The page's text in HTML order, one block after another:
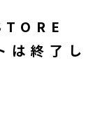
終了し